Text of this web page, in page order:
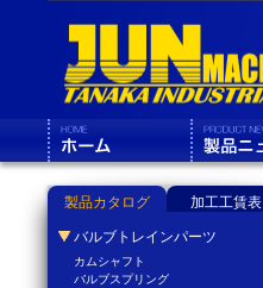
製品カタログ 加工工賃表
バルブトレインパーツ
カムシャフト
バルブスプリング